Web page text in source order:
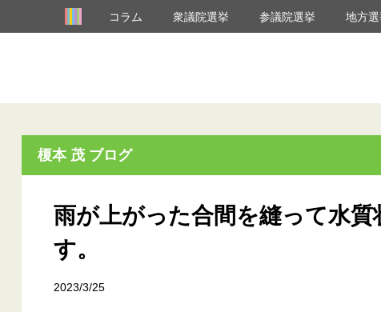
コラム 衆議院選挙 参議院選挙 地方選
榎本 茂 ブログ
雨が上がった合間を縫って水
す。
2023/3/25